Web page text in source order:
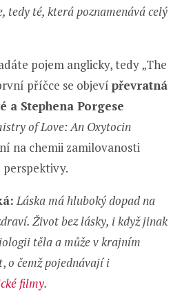
tedy té, která poznamenává celý
pojem anglicky, tedy „The
příčce se objeví převratná
a Stephena Porgese
of Love: An Oxytocin
na chemii zamilovanosti
Láska má hluboký dopad na
Život bez lásky, i když jinak
těla a může v krajním
,o čemž pojednávají i
filmy.